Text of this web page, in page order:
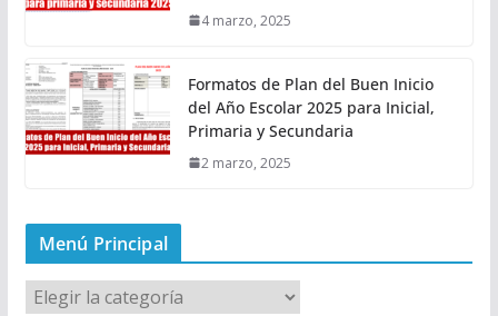
4 marzo, 2025
Formatos de Plan del Buen Inicio
del Año Escolar 2025 para Inicial,
Primaria y Secundaria
2 marzo, 2025
Menú Principal
M